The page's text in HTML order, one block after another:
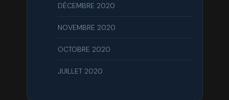
DÉCEMBRE 2020
NOVEMBRE 2020
OCTOBRE 2020
JUILLET 2020